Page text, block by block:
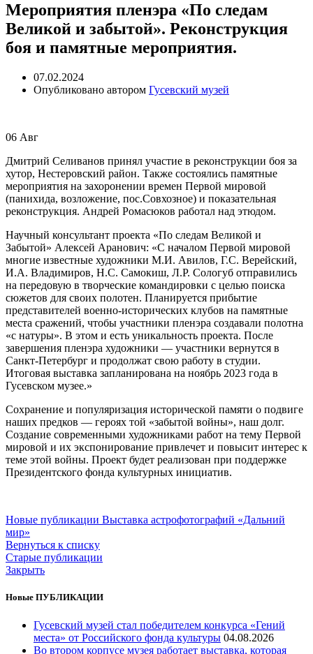
Мероприятия пленэра «По следам
Великой и забытой». Реконструкция
боя и памятные мероприятия.
07.02.2024
Опубликовано автором Гусевский музей
06 Авг
Дмитрий Селиванов принял участие в реконструкции боя за
хутор, Нестеровский район. Также состоялись памятные
мероприятия на захоронении времен Первой мировой
(панихида, возложение, пос.Совхозное) и показательная
реконструкция. Андрей Ромасюков работал над этюдом.
Научный консультант проекта «По следам Великой и
Забытой» Алексей Аранович: «С началом Первой мировой
многие известные художники М.И. Авилов, Г.С. Верейский,
И.А. Владимиров, Н.С. Самокиш, Л.Р. Сологуб отправились
на передовую в творческие командировки с целью поиска
сюжетов для своих полотен. Планируется прибытие
представителей военно-исторических клубов на памятные
места сражений, чтобы участники пленэра создавали полотна
«с натуры». В этом и есть уникальность проекта. После
завершения пленэра художники — участники вернутся в
Санкт-Петербург и продолжат свою работу в студии.
Итоговая выставка запланирована на ноябрь 2023 года в
Гусевском музее.»
Сохранение и популяризация исторической памяти о подвиге
наших предков — героях той «забытой войны», наш долг.
Создание современными художниками работ на тему Первой
мировой и их экспонирование привлечет и повысит интерес к
теме этой войны. Проект будет реализован при поддержке
Президентского фонда культурных инициатив.
Новые публикации Выставка астрофотографий «Дальний
мир»
Вернуться к списку
Старые публикации
Закрыть
Новые ПУБЛИКАЦИИ
Гусевский музей стал победителем конкурса «Гений
места» от Российского фонда культуры 04.08.2026
Во втором корпусе музея работает выставка, которая